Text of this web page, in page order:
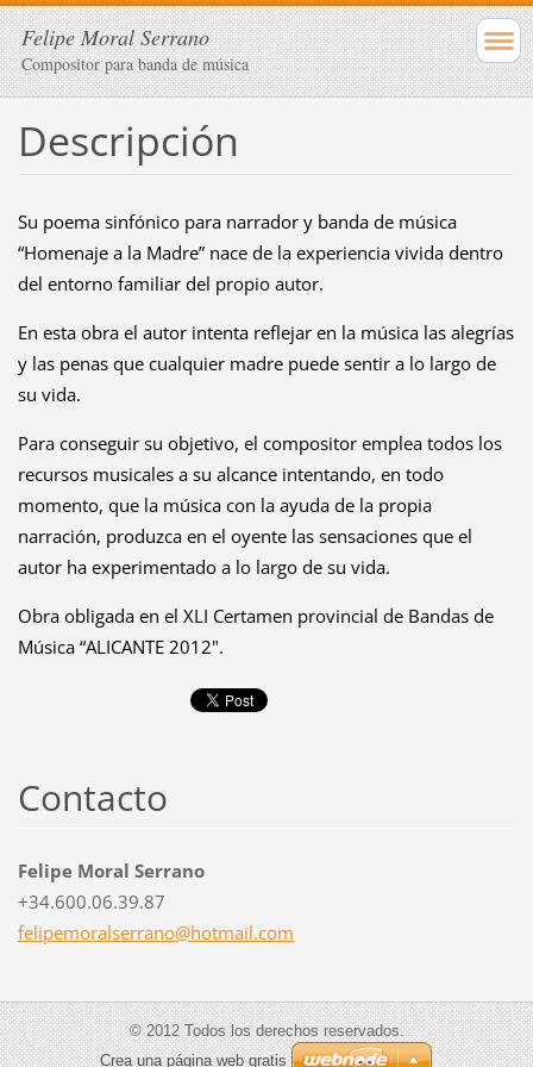
Felipe Moral Serrano
Compositor para banda de música
Descripción
Su poema sinfónico para narrador y banda de música
“Homenaje a la Madre” nace de la experiencia vivida dentro
del entorno familiar del propio autor.
En esta obra el autor intenta reflejar en la música las alegrías
y las penas que cualquier madre puede sentir a lo largo de
su vida.
Para conseguir su objetivo, el compositor emplea todos los
recursos musicales a su alcance intentando, en todo
momento, que la música con la ayuda de la propia
narración, produzca en el oyente las sensaciones que el
autor ha experimentado a lo largo de su vida.
Obra obligada en el XLI Certamen provincial de Bandas de
Música “ALICANTE 2012".
Contacto
Felipe Moral Serrano
+34.600.06.39.87
felipemoralserrano@hotmail.com
© 2012 Todos los derechos reservados.
Crea una página web gratis